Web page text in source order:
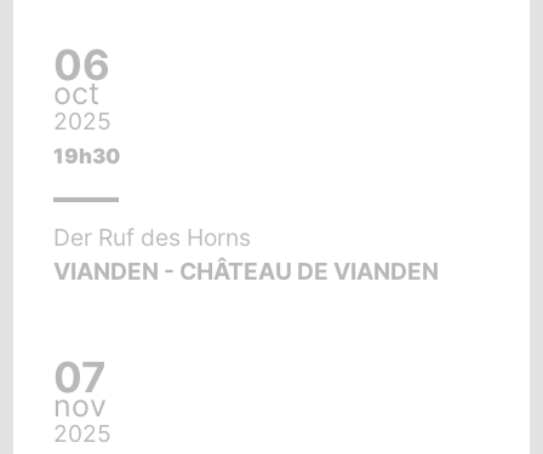
06
oct
2025
19h30
Der Ruf des Horns
VIANDEN - CHÂTEAU DE VIANDEN
07
nov
2025